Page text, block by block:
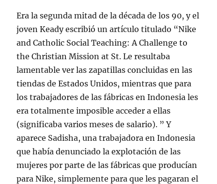
Era la segunda mitad de la década de los 90, y el
joven Keady escribió un artículo titulado “Nike
and Catholic Social Teaching: A Challenge to
the Christian Mission at St. Le resultaba
lamentable ver las zapatillas concluidas en las
tiendas de Estados Unidos, mientras que para
los trabajadores de las fábricas en Indonesia les
era totalmente imposible acceder a ellas
(significaba varios meses de salario). ” Y
aparece Sadisha, una trabajadora en Indonesia
que había denunciado la explotación de las
mujeres por parte de las fábricas que producían
para Nike, simplemente para que les pagaran el